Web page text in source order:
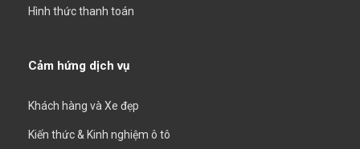
Hình thức thanh toán
Cảm hứng dịch vụ
Khách hàng và Xe đẹp
Kiến thức & Kinh nghiệm ô tô